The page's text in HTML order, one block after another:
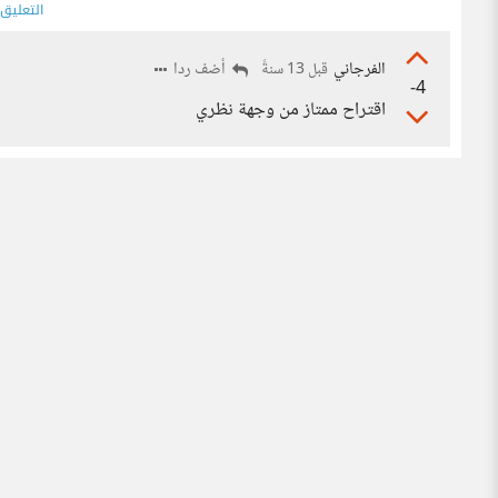
-4
الفرجاني قبل 13 سنةً أضف ردا
اقتراح ممتاز من وجهة نظري